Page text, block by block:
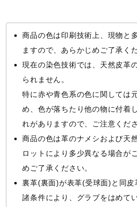
商品の色は印刷技術上、現物と
ますので、あらかじめご了承く
現在の染色技術では、天然皮革
られません。
特に赤や青色系の色に関しては
め、色が落ちたり他の物に付着
れがありますので、ご注意くださ
商品の色は革のナメシおよび天
ロットにより多少異なる場合が
めご了承ください。
裏革(裏面)が表革(受球面)と同皮
諸条件により、グラブをはめて